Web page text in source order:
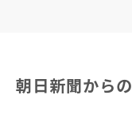
朝日新聞から